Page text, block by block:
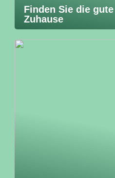
Finden Sie die
Zuhause